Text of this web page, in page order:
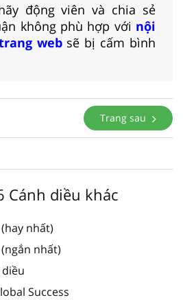
động viên và chia sẻ
không phù hợp với nội
websẽ bị cấm bình
Trang sau
Cánh diều khác
nhất)
nhất)
diều
Success